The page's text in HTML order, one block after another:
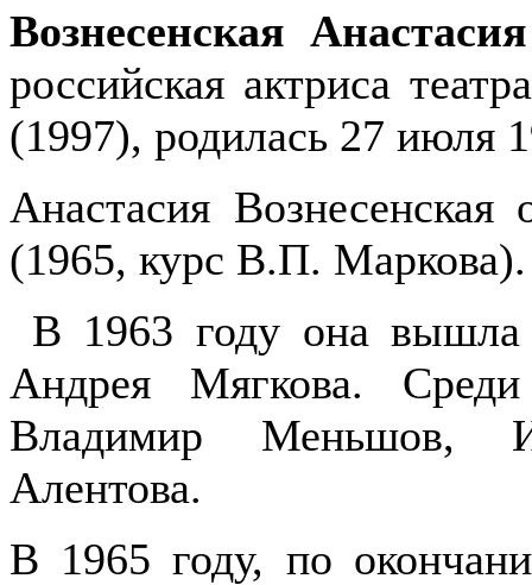
Вознесенская
российская актриса
(1997), родилась 27 июля
Анастасия
(1965, курс В.П. Маркова).
В 1963 году она вышла
Андрея Мягкова.
Владимир Меньшов,
Алентова.
В 1965 году, по